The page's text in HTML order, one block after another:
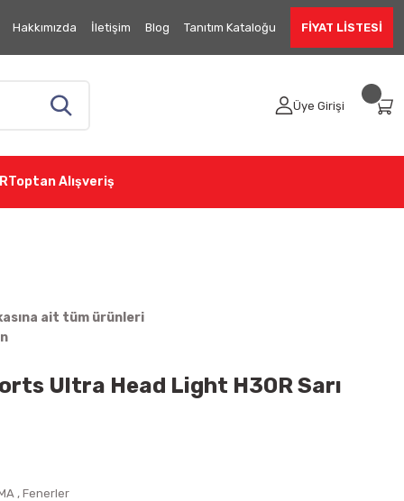
Hakkımızda İletişim Blog Tanıtım Kataloğu FİYAT LİSTESİ
Üye Girişi
Toptan Alışveriş
ait tüm ürünleri
Ultra Head Light H30R Sarı
, Fenerler